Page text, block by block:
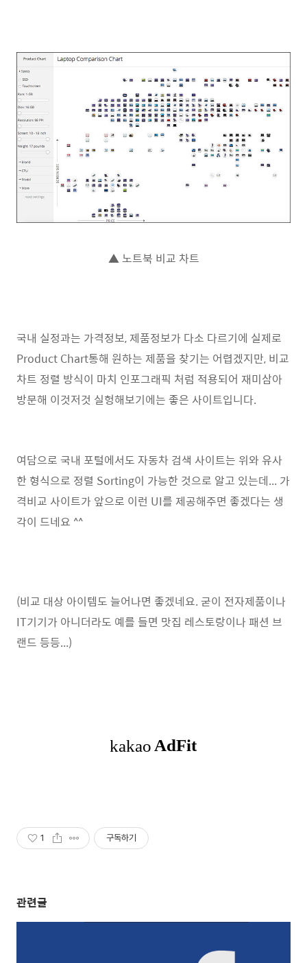
▲ 노트북 비교 차트
국내 실정과는 가격정보, 제품정보가 다소 다르기에 실제로
Product Chart통해 원하는 제품을 찾기는 어렵겠지만, 비교
차트 정렬 방식이 마치 인포그래픽 처럼 적용되어 재미삼아
방문해 이것저것 실헝해보기에는 좋은 사이트입니다.
여담으로 국내 포털에서도 자동차 검색 사이트는 위와 유사
한 형식으로 정렬 Sorting이 가능한 것으로 알고 있는데... 가
격비교 사이트가 앞으로 이런 UI를 제공해주면 좋겠다는 생
각이 드네요 ^^
(비교 대상 아이템도 늘어나면 좋겠네요. 굳이 전자제품이나
IT기기가 아니더라도 예를 들면 맛집 레스토랑이나 패션 브
랜드 등등...)
1 구독하기
관련글